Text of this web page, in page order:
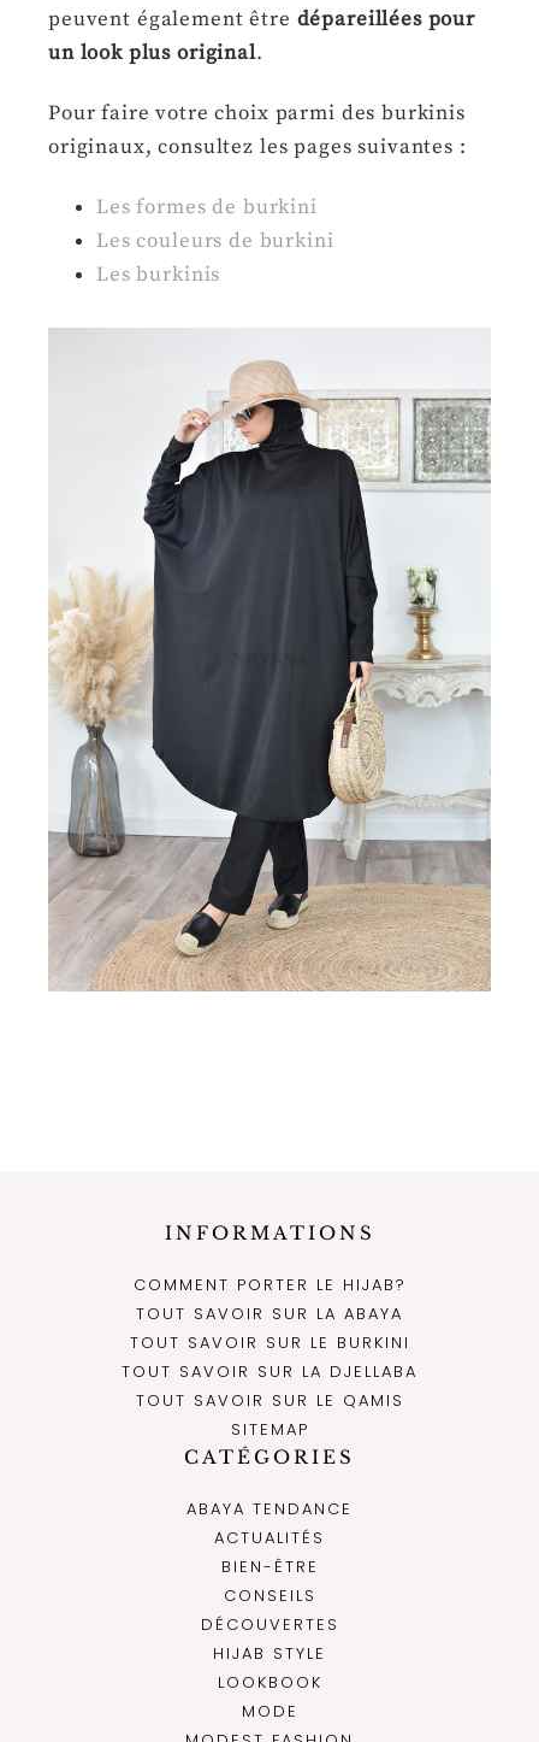
peuvent également être dépareillées pour
un look plus original.
Pour faire votre choix parmi des burkinis
originaux, consultez les pages suivantes :
Les formes de burkini
Les couleurs de burkini
Les burkinis
INFORMATIONS
COMMENT PORTER LE HIJAB?
TOUT SAVOIR SUR LA ABAYA
TOUT SAVOIR SUR LE BURKINI
TOUT SAVOIR SUR LA DJELLABA
TOUT SAVOIR SUR LE QAMIS
SITEMAP
CATÉGORIES
ABAYA TENDANCE
ACTUALITÉS
BIEN-ÊTRE
CONSEILS
DÉCOUVERTES
HIJAB STYLE
LOOKBOOK
MODE